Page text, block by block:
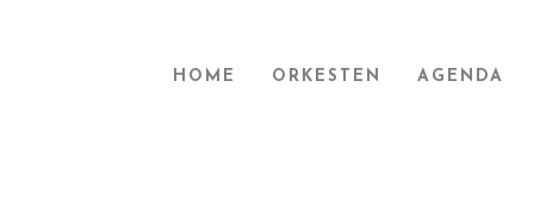
HOME ORKESTEN AGENDA